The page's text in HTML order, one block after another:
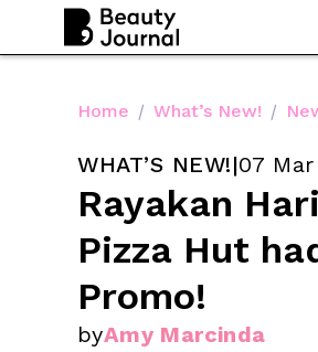
Home / What’s New! /
WHAT’S NEW!|07
Rayakan
Pizza Hut
Promo!
byAmy Marcinda